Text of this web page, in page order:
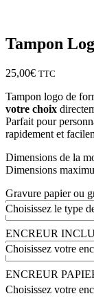
Tampon
25,00€ TTC
Tampon logo de
votre choix
Parfait pour
rapidement et
Dimensions de la
Dimensions
Gravure papier ou
Choisissez le type
ENCREUR
Choisissez votre
ENCREUR
Choisissez votre